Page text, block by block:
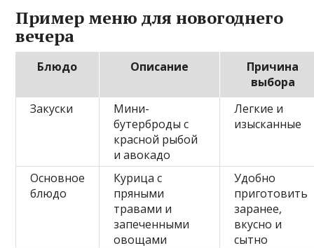
Пример меню для новогоднего
вечера
Блюдо Описание
Причина
выбора
Закуски
Мини-
бутерброды с
красной рыбой
и авокадо
Легкие и
изысканные
Основное
блюдо
Курица с
пряными
травами и
запеченными
овощами
Удобно
приготовить
заранее,
вкусно и
сытно